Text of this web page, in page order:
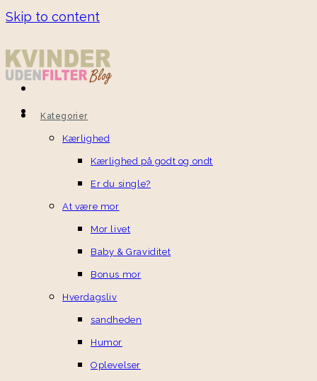
Skip to content
Kategorier
Kærlighed
Kærlighed på godt og ondt
Er du single?
At være mor
Mor livet
Baby & Graviditet
Bonus mor
Hverdagsliv
sandheden
Humor
Oplevelser